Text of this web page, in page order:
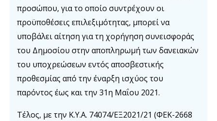
προσώπου, για το οποίο συντρέχουν οι
προϋποθέσεις επιλεξιμότητας, μπορεί να
υποβάλει αίτηση για τη χορήγηση συνεισφοράς
του Δημοσίου στην αποπληρωμή των δανειακών
του υποχρεώσεων εντός αποσβεστικής
προθεσμίας από την έναρξη ισχύος του
παρόντος έως και την 31η Μαΐου 2021.
Τέλος, με την Κ.Υ.Α. 74074/ΕΞ2021/21 (ΦΕΚ-2668